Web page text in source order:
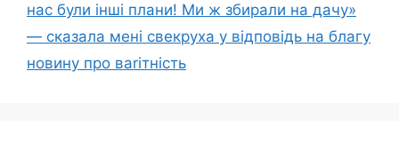
нас були інші плани! Ми ж збирали на дачу»
— сказала мені свекруха у відповідь на благу
новину про ваrітність